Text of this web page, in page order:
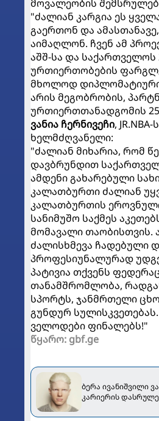
მოვალეობის
"ძალიან კარგია ეს
გაერთონ და
აიმაღლონ. ჩვენ ამ
აშშ-სა და საქართველოს
ურთიერთობების
მხოლოდ
არის მეგობრობის,
ურთიერთთანადგომის
ვანია ჩერნივეჩი,
ხელმძღვანელი:
"ძალიან მიხარია, რომ
დავბრუნდით
ამდენი გახარებული
კალათბურთი ძალიან
კალათბურთის
სანიმუშო საქმეს
მომავალი თაობისთვის.
ძალისხმევა ჩადებული
პროფესიუნალურად
პატივია თქვენს
თანამშრომლობა,
სპორტს, ჯანმრთელი
გუნდურ
ველოდები ფინალებს!"
წყარო: gbf.ge
ბერა ივანიშვილი
კარიერის